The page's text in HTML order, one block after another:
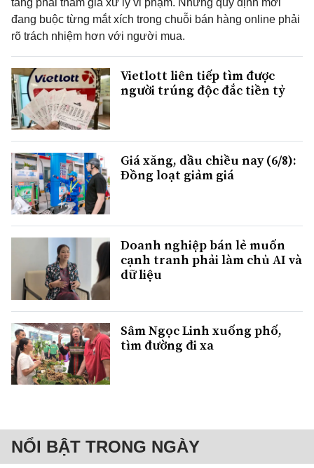
tảng phải tham gia xử lý vi phạm. Những quy định mới
đang buộc từng mắt xích trong chuỗi bán hàng online phải
rõ trách nhiệm hơn với người mua.
Vietlott liên tiếp tìm được
người trúng độc đắc tiền tỷ
Giá xăng, dầu chiều nay (6/8):
Đồng loạt giảm giá
Doanh nghiệp bán lẻ muốn
cạnh tranh phải làm chủ AI và
dữ liệu
Sâm Ngọc Linh xuống phố,
tìm đường đi xa
NỔI BẬT TRONG NGÀY